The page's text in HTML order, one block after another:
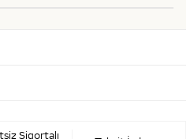
Sigortalı